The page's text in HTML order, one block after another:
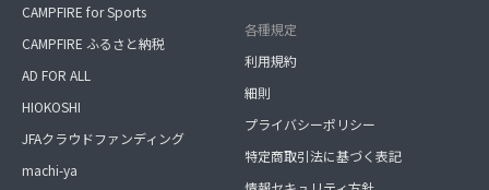
CAMPFIRE for Sports
CAMPFIRE ふるさと納税
AD FOR ALL
HIOKOSHI
JFAクラウドファンディング
machi-ya
各種規定
利用規約
細則
プライバシーポリシー
特定商取引法に基づく表記